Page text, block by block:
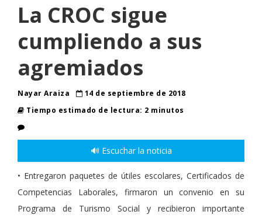
La CROC sigue
cumpliendo a sus
agremiados
Nayar Araiza
14 de septiembre de 2018
Tiempo estimado de lectura: 2 minutos
🔊 Escuchar la noticia
• Entregaron paquetes de útiles escolares, Certificados de
Competencias Laborales, firmaron un convenio en su
Programa de Turismo Social y recibieron importante